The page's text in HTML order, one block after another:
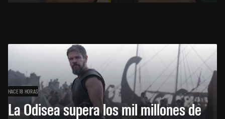
HACE 18 HORAS
La Odisea supera los mil millones de